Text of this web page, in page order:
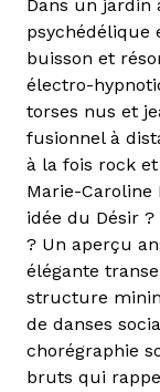
Dans un jardin
psychédélique
buisson et
électro-
torses nus et
fusionnel à
à la fois rock
Marie-
idée du Désir
? Un aperçu
élégante
structure
de danses
chorégraphie
bruts qui